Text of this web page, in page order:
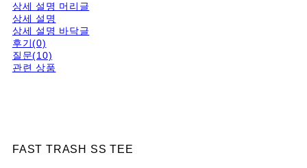
상세 설명 머리글
상세 설명
상세 설명 바닥글
후기(0)
질문(10)
관련 상품
FAST TRASH SS TEE